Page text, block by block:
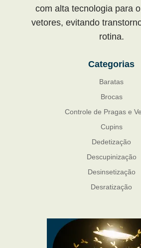
com alta tecnologia para
vetores, evitando
rotina.
Categorias
Baratas
Brocas
Controle de Pragas e
Cupins
Dedetização
Descupinização
Desinsetização
Desratização
Mosquito Mist
Mosquitos